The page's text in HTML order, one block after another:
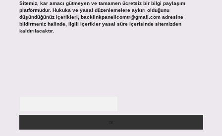
Sitemiz, kar amacı gütmeyen ve tamamen ücretsiz bir bilgi paylaşım
platformudur. Hukuka ve yasal düzenlemelere aykırı olduğunu
düşündüğünüz içerikleri, backlinkpanelicomtr@gmail.comadresine
bildirmeniz halinde, ilgili içerikler yasal süre içerisinde sitemizden
kaldırılacaktır.